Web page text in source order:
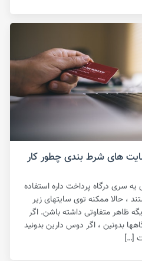
های شرط بندی چطور کار
سری درگاه پرداخت داره استفاده
، حالا ممکنه توی سایتهای زیر
ظاهر متفاوتی داشته باشن. اگر
بدونین ، اگر دوس دارین بدونید
[…]